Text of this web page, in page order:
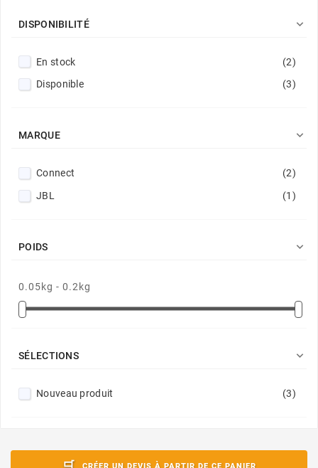
DISPONIBILITÉ 
En stock
(2)
Disponible
(3)
MARQUE 
Connect
(2)
JBL
(1)
POIDS 
0.05kg - 0.2kg
SÉLECTIONS 
Nouveau produit (3)